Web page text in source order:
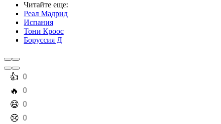
Читайте еще:
Реал Мадрид
Испания
Тони Кроос
Боруссия Д
️👍 0
️🔥 0
️😄 0
️😢 0